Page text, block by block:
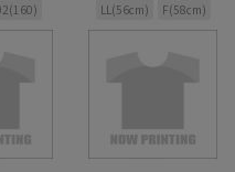
LL(56cm)
F(58cm)